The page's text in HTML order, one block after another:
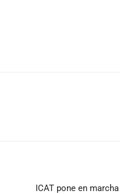
ICAT pone en